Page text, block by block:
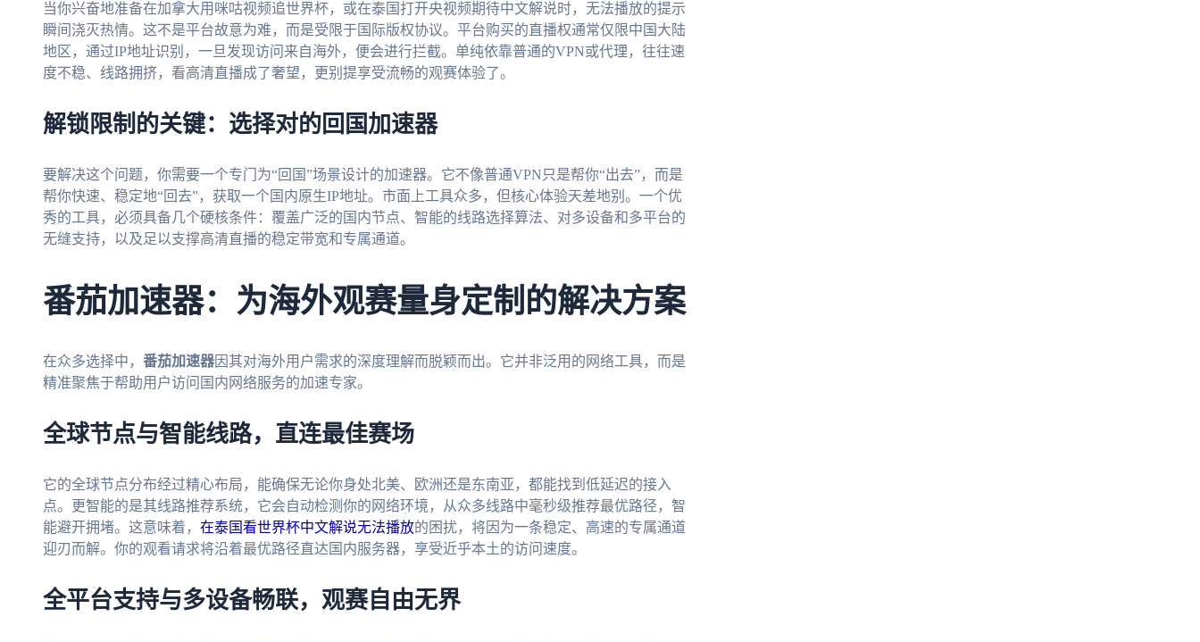
当你兴奋地准备在加拿大用咪咕视频追世界杯，或在泰国打开央视频期待中文解说时，无法播放的提示
瞬间浇灭热情。这不是平台故意为难，而是受限于国际版权协议。平台购买的直播权通常仅限中国大陆
地区，通过IP地址识别，一旦发现访问来自海外，便会进行拦截。单纯依靠普通的VPN或代理，往往速
度不稳、线路拥挤，看高清直播成了奢望，更别提享受流畅的观赛体验了。
解锁限制的关键：选择对的回国加速器
要解决这个问题，你需要一个专门为“回国”场景设计的加速器。它不像普通VPN只是帮你“出去”，而是
帮你快速、稳定地“回去”，获取一个国内原生IP地址。市面上工具众多，但核心体验天差地别。一个优
秀的工具，必须具备几个硬核条件：覆盖广泛的国内节点、智能的线路选择算法、对多设备和多平台的
无缝支持，以及足以支撑高清直播的稳定带宽和专属通道。
番茄加速器：为海外观赛量身定制的解决方案
在众多选择中， 番茄加速器因其对海外用户需求的深度理解而脱颖而出。它并非泛用的网络工具，而是
精准聚焦于帮助用户访问国内网络服务的加速专家。
全球节点与智能线路，直连最佳赛场
它的全球节点分布经过精心布局，能确保无论你身处北美、欧洲还是东南亚，都能找到低延迟的接入
点。更智能的是其线路推荐系统，它会自动检测你的网络环境，从众多线路中毫秒级推荐最优路径，智
能避开拥堵。这意味着， 在泰国看世界杯中文解说无法播放的困扰，将因为一条稳定、高速的专属通道
迎刃而解。你的观看请求将沿着最优路径直达国内服务器，享受近乎本土的访问速度。
全平台支持与多设备畅联，观赛自由无界